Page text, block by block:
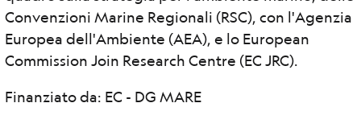
Convenzioni Marine Regionali (RSC), con l'Agenzia
Europea dell'Ambiente (AEA), e lo European
Commission Join Research Centre (EC JRC).
Finanziato da: EC - DG MARE